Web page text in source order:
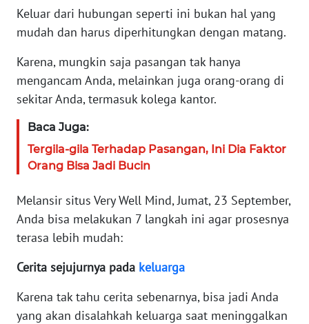
Keluar dari hubungan seperti ini bukan hal yang
mudah dan harus diperhitungkan dengan matang.
Karena, mungkin saja pasangan tak hanya
mengancam Anda, melainkan juga orang-orang di
sekitar Anda, termasuk kolega kantor.
Baca Juga:
Tergila-gila Terhadap Pasangan, Ini Dia Faktor
Orang Bisa Jadi Bucin
Melansir situs Very Well Mind, Jumat, 23 September,
Anda bisa melakukan 7 langkah ini agar prosesnya
terasa lebih mudah:
Cerita sejujurnya pada keluarga
Karena tak tahu cerita sebenarnya, bisa jadi Anda
yang akan disalahkah keluarga saat meninggalkan
WN
JABAR
WN
BANTEN
WN
NTT
WN
WN
PAPUA
WN
BARAT